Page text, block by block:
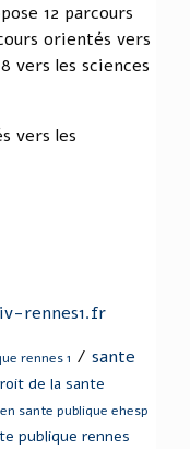
12 parcours
orientés vers
vers les sciences
vers les
rennes1.fr
rennes 1 / sante
de la sante
sante publique ehesp
publique rennes